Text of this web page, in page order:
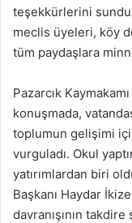
teşekkürlerini
meclis üyeleri, köy
tüm paydaşlara
Pazarcık
konuşmada,
toplumun gelişimi
vurguladı. Okul
yatırımlardan biri
Başkanı Haydar
davranışının